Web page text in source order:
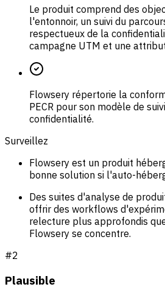
Le produit comprend des
l'entonnoir, un suivi du
respectueux de la
campagne UTM et une
Flowsery répertorie la
PECR pour son modèle de
confidentialité.
Surveillez
Flowsery est un produit
bonne solution si l'auto-
Des suites d'analyse de
offrir des workflows
relecture plus approfondis
Flowsery se concentre.
#2
Plausible